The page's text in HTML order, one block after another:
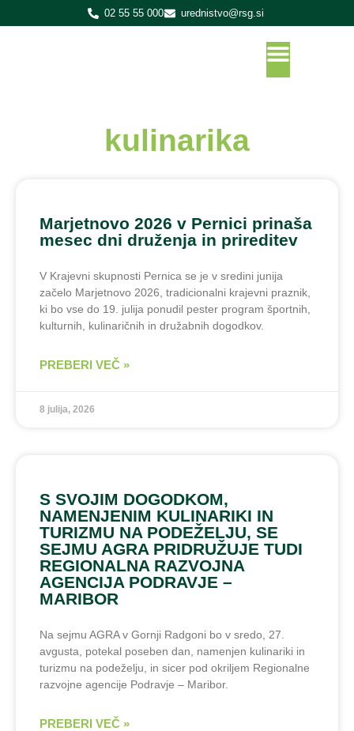
02 55 55 000 urednistvo@rsg.si
kulinarika
Marjetnovo 2026 v Pernici prinaša
mesec dni druženja in prireditev
V Krajevni skupnosti Pernica se je v sredini junija
začelo Marjetnovo 2026, tradicionalni krajevni praznik,
ki bo vse do 19. julija ponudil pester program športnih,
kulturnih, kulinaričnih in družabnih dogodkov.
PREBERI VEČ »
8 julija, 2026
S SVOJIM DOGODKOM,
NAMENJENIM KULINARIKI IN
TURIZMU NA PODEŽELJU, SE
SEJMU AGRA PRIDRUŽUJE TUDI
REGIONALNA RAZVOJNA
AGENCIJA PODRAVJE –
MARIBOR
Na sejmu AGRA v Gornji Radgoni bo v sredo, 27.
avgusta, potekal poseben dan, namenjen kulinariki in
turizmu na podeželju, in sicer pod okriljem Regionalne
razvojne agencije Podravje – Maribor.
PREBERI VEČ »